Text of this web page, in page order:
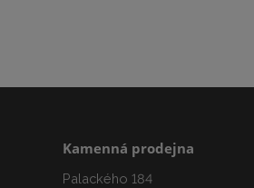
Kamenná prodejna
Palackého 184